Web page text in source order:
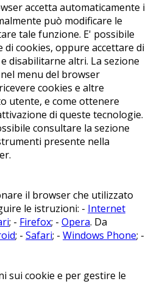
accetta automaticamente i
può modificare le
tale funzione. E' possibile
cookies, oppure accettare di
disabilitarne altri. La sezione
menu del browser
cookies e altre
utente, e come ottenere
di queste tecnologie.
consultare la sezione
presente nella
il browser che utilizzato
le istruzioni: - Internet
; - Firefox; - Opera. Da
; - Safari; - Windows Phone; -
sui cookie e per gestire le